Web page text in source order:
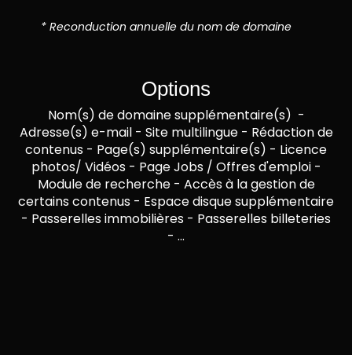
* Reconduction annuelle du nom de domaine
Options
Nom(s) de domaine supplémentaire(s) -
Adresse(s) e-mail - Site multilingue - Rédaction de
contenus - Page(s) supplémentaire(s) - Licence
photos/ Vidéos - Page Jobs / Offres d'emploi -
Module de recherche - Accès à la gestion de
certains contenus - Espace disque supplémentaire
- Passerelles immobilières - Passerelles billeteries
- ...